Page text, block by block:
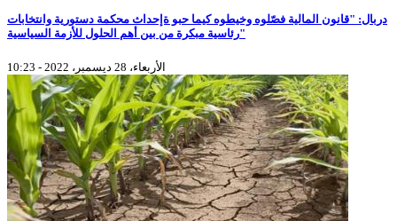
دربال: "قانون المالية فصّلوه وخيطوه كيما حبو ةإحداث محكمة دستورية وانتخابات
رئاسية مبكرة من بين أهم الحلول للأزمة السياسية"
الأربعاء، 28 ديسمبر، 2022 - 10:23